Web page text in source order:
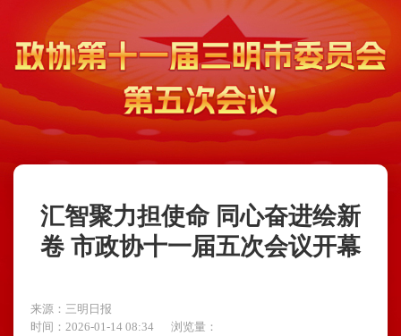
汇智聚力担使命 同心奋进绘新
卷 市政协十一届五次会议开幕
来源：三明日报
时间：2026-01-14 08:34
浏览量：